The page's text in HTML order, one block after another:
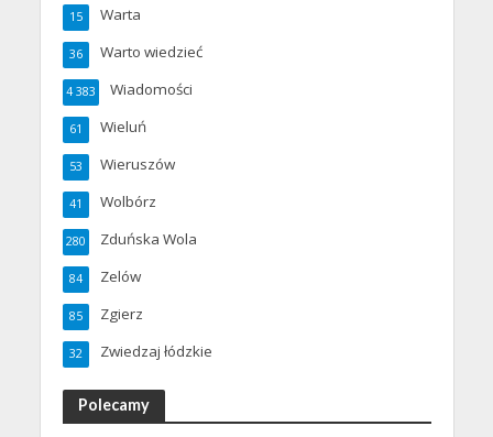
Warta
15
Warto wiedzieć
36
Wiadomości
4 383
Wieluń
61
Wieruszów
53
Wolbórz
41
Zduńska Wola
280
Zelów
84
Zgierz
85
Zwiedzaj łódzkie
32
Polecamy